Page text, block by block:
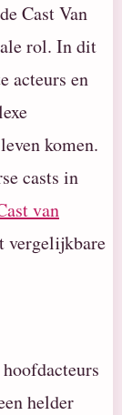
Cast Van
rol. In dit
acteurs en
komen.
casts in
van
vergelijkbare
helder